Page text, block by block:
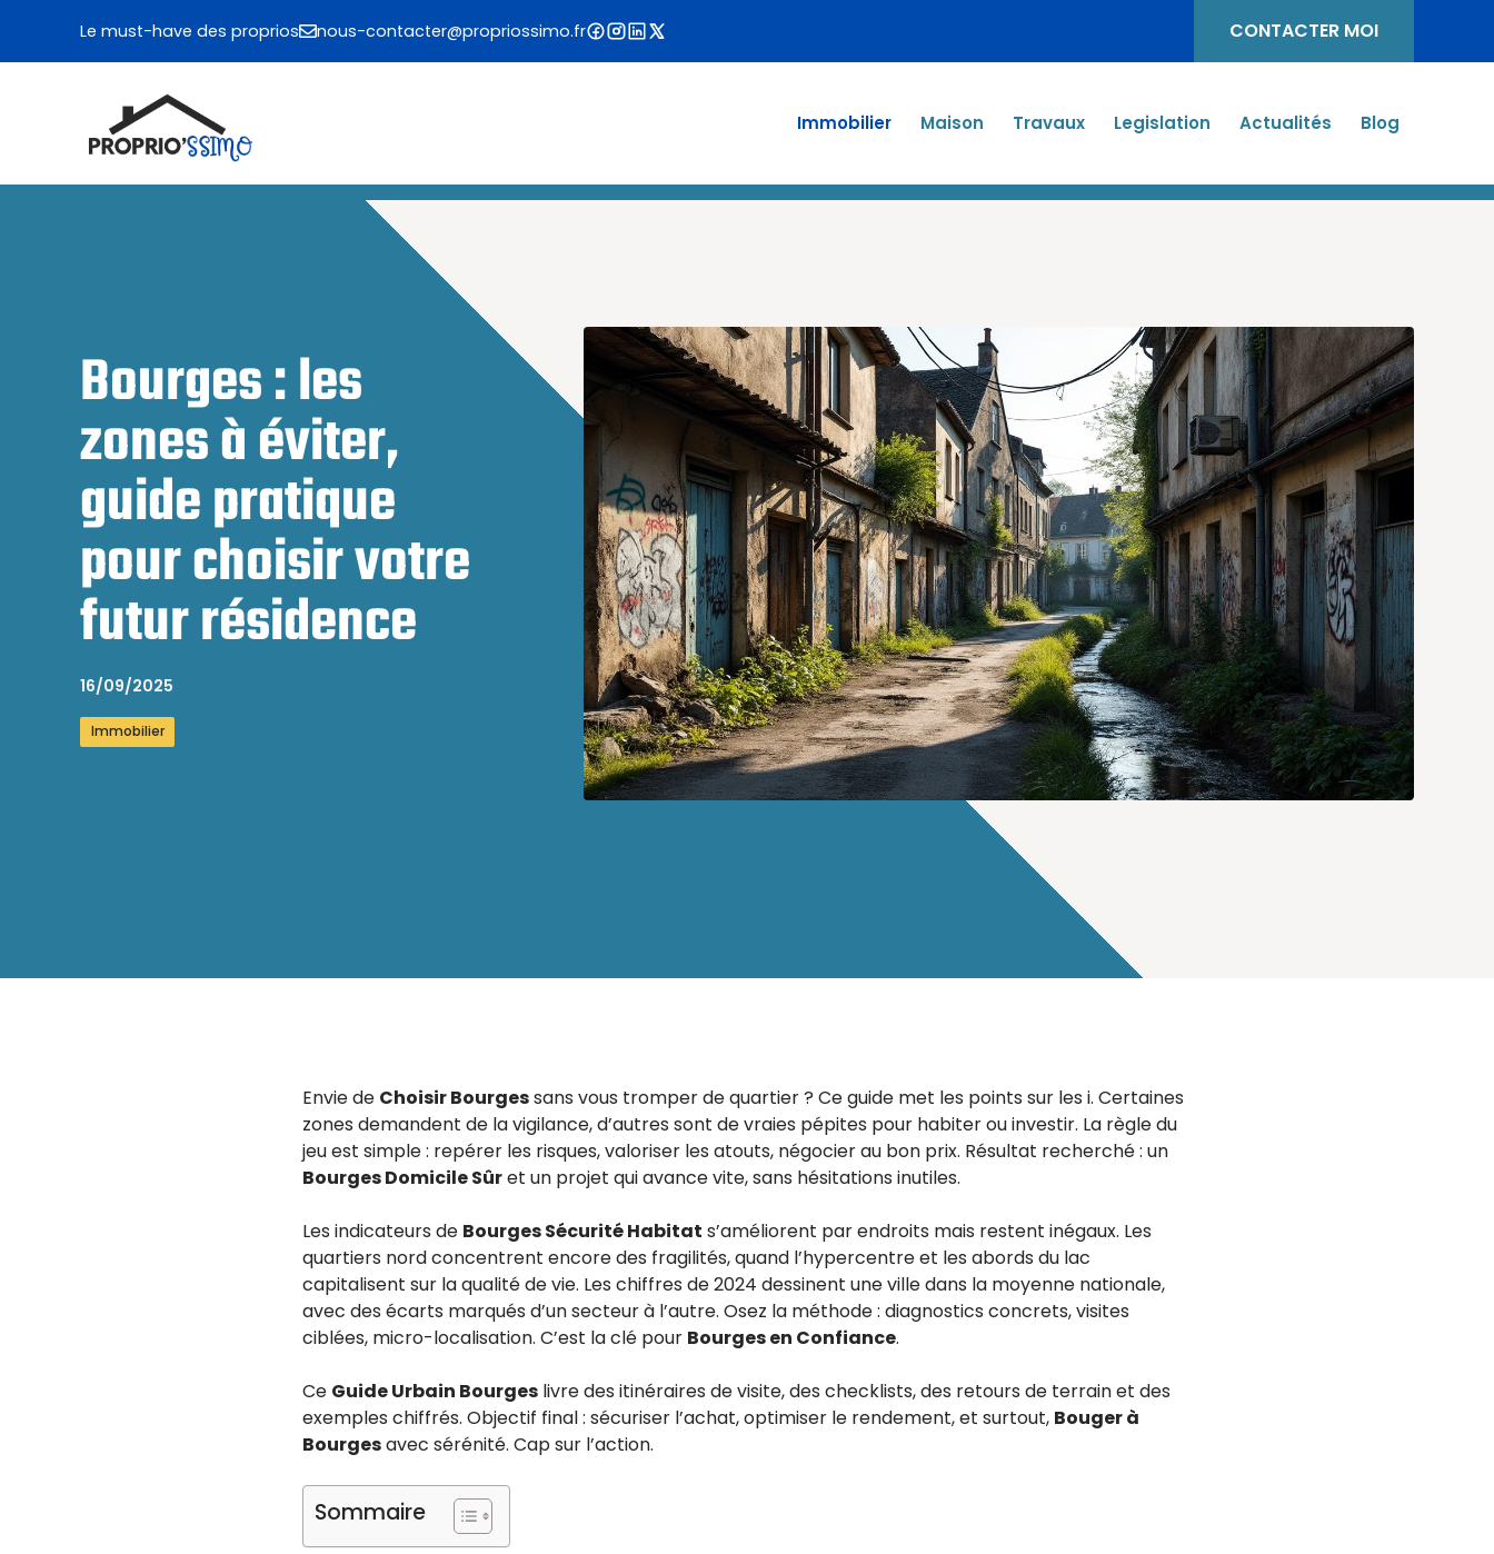
contenu
Le must-have des proprios nous-contacter@propriossimo.fr CONTACTER MOI
Immobilier Maison Travaux Legislation Actualités Blog
Bourges : les
zones à éviter,
guide pratique
pour choisir votre
futur résidence
16/09/2025
Immobilier
Envie de Choisir Bourgessans vous tromper de quartier ? Ce guide met les points sur les i. Certaines
zones demandent de la vigilance, d’autres sont de vraies pépites pour habiter ou investir. La règle du
jeu est simple : repérer les risques, valoriser les atouts, négocier au bon prix. Résultat recherché : un
Bourges Domicile Sûret un projet qui avance vite, sans hésitations inutiles.
Les indicateurs de Bourges Sécurité Habitat s’améliorent par endroits mais restent inégaux. Les
quartiers nord concentrent encore des fragilités, quand l’hypercentre et les abords du lac
capitalisent sur la qualité de vie. Les chiffres de 2024 dessinent une ville dans la moyenne nationale,
avec des écarts marqués d’un secteur à l’autre. Osez la méthode : diagnostics concrets, visites
ciblées, micro-localisation. C’est la clé pour Bourges en Confiance.
Ce Guide Urbain Bourges livre des itinéraires de visite, des checklists, des retours de terrain et des
exemples chiffrés. Objectif final : sécuriser l’achat, optimiser le rendement, et surtout, Bouger à
Bourgesavec sérénité. Cap sur l’action.
Sommaire